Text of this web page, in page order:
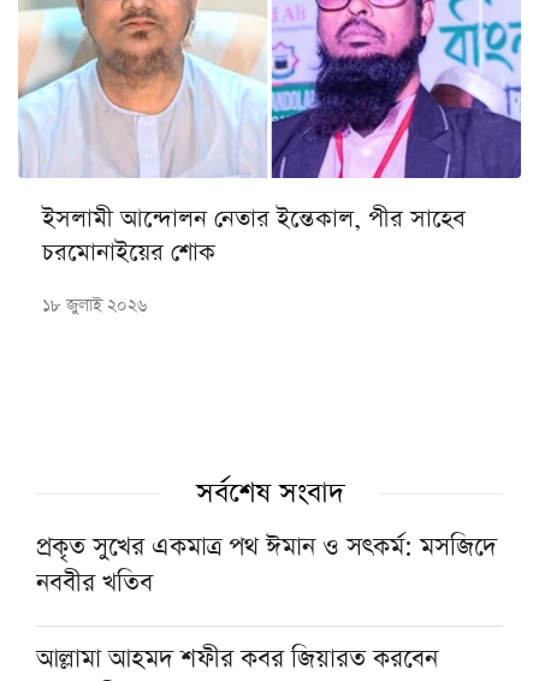
ইসলামী আন্দোলন নেতার ইন্তেকাল, পীর সাহেব
চরমোনাইয়ের শোক
১৮ জুলাই ২০২৬
সর্বশেষ সংবাদ
প্রকৃত সুখের একমাত্র পথ ঈমান ও সৎকর্ম: মসজিদে
নববীর খতিব
আল্লামা আহমদ শফীর কবর জিয়ারত করবেন